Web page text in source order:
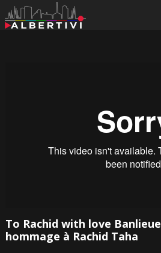
To Rachid with love
hommage à Rachid Taha